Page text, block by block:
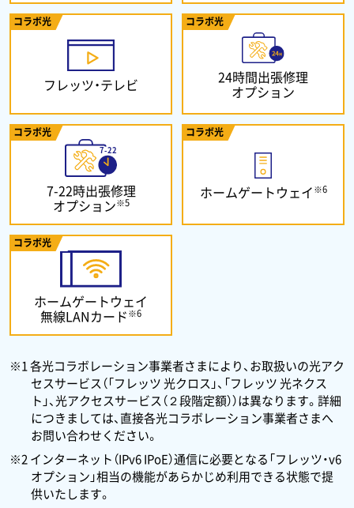
コラボ光
フレッツ・テレビ
コラボ光
24時間出張修理
オプション
コラボ光
7-22時出張修理
オプション※5
コラボ光
ホームゲートウェイ※6
コラボ光
ホームゲートウェイ
無線LANカード※6
※1 各光コラボレーション事業者さまにより、お取扱いの光アク
セスサービス（「フレッツ 光クロス」、「フレッツ 光ネクス
ト」、光アクセスサービス（２段階定額））は異なります。詳細
につきましては、直接各光コラボレーション事業者さまへ
お問い合わせください。
※2 インターネット（IPv6 IPoE）通信に必要となる「フレッツ・v6
オプション」相当の機能があらかじめ利用できる状態で提
供いたします。